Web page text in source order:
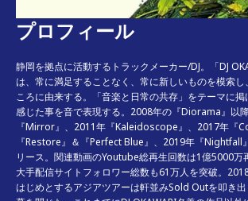
プロフィール
静岡を拠点に活動するトラックメーカー/DJ。「DJ
は、常に満足することなく、常に新しいものを模索し
ころに由来する。「音楽と日常の共存」をテーマに
感じた事を音で表現する。2008年の『Diorama』以
『Mirror』、2011年『Kaleidoscope』、2017年『
『Restore』＆『Perfect Blue』、2019年『Nightfall
リース。 関連動画のYoutube総再生回数は1億5000万
大手配信サイトフォロワー総数も61万人を突破。
はじめとするアジアツアーは軒並みSold Outを叩き